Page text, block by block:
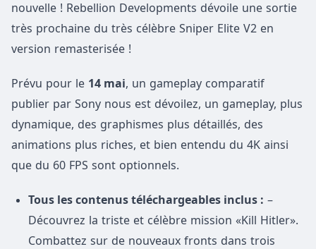
nouvelle ! Rebellion Developments dévoile une sortie
très prochaine du très célèbre Sniper Elite V2 en
version remasterisée !
Prévu pour le 14 mai, un gameplay comparatif
publier par Sony nous est dévoilez, un gameplay, plus
dynamique, des graphismes plus détaillés, des
animations plus riches, et bien entendu du 4K ainsi
que du 60 FPS sont optionnels.
Tous les contenus téléchargeables inclus : –
Découvrez la triste et célèbre mission «Kill Hitler».
Combattez sur de nouveaux fronts dans trois